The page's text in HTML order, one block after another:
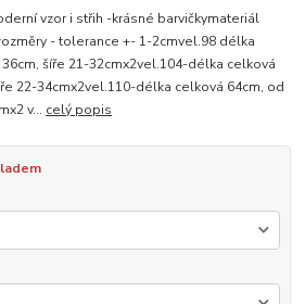
vzor i střih -krásné barvičkymateriál
- tolerance +- 1-2cmvel.98 délka
šíře 21-32cmx2vel.104-délka celková
22-34cmx2vel.110-délka celková 64cm, od
v... celý popis